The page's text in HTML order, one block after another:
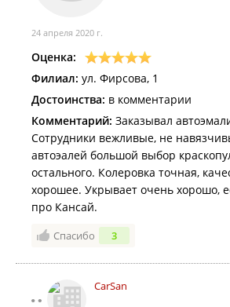
24 апреля 2020 г.
Оценка:
Филиал: ул. Фирсова, 1
Достоинства: в комментарии
Комментарий: Заказывал
Сотрудники вежливые, не
автоэалей большой выбор
остального. Колеровка точная,
хорошее. Укрывает очень хорошо,
про Кансай.
Спасибо 3
CarSan